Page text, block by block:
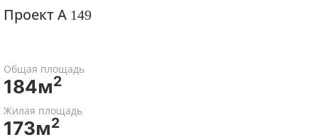
Проект А 149
Общая площадь
184м2
Жилая площадь
173м2